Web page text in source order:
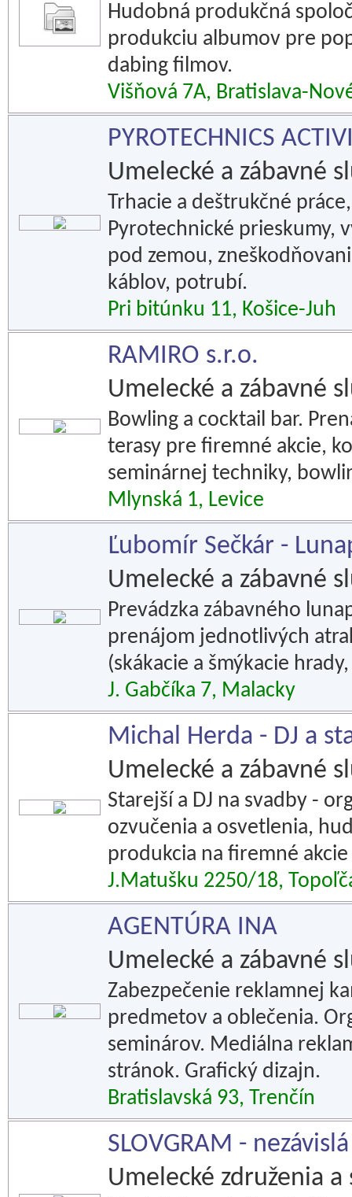
Hudobná produkčná
produkciu albumov pre
dabing filmov.
Višňová 7A, Bratislava-
PYROTECHNICS
Umelecké a zábavné
Trhacie a deštrukčné
Pyrotechnické prieskumy,
pod zemou,
káblov, potrubí.
Pri bitúnku 11, Košice-Juh
RAMIRO s.r.o.
Umelecké a zábavné
Bowling a cocktail bar.
terasy pre firemné akcie,
seminárnej techniky,
Mlynská 1, Levice
Ľubomír Sečkár -
Umelecké a zábavné
Prevádzka zábavného
prenájom jednotlivých
(skákacie a šmýkacie
J. Gabčíka 7, Malacky
Michal Herda - DJ a
Umelecké a zábavné
Starejší a DJ na svadby -
ozvučenia a osvetlenia,
produkcia na firemné akcie
J.Matušku 2250/18,
AGENTÚRA INA
Umelecké a zábavné
Zabezpečenie reklamnej
predmetov a oblečenia.
seminárov. Mediálna
stránok. Grafický dizajn.
Bratislavská 93, Trenčín
SLOVGRAM -
Umelecké združenia a